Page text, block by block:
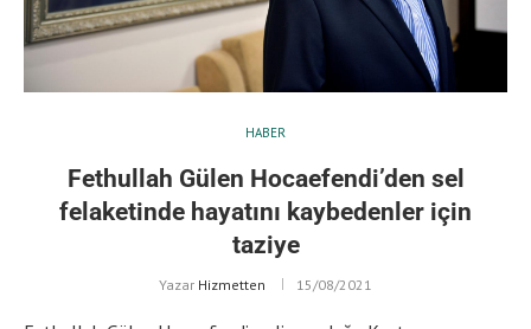
HABER
Fethullah Gülen Hocaefendi’den sel
felaketinde hayatını kaybedenler için
taziye
Yazar Hizmetten 15/08/2021